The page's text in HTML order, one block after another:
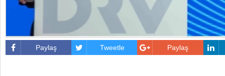
Paylaş Tweetle Paylaş